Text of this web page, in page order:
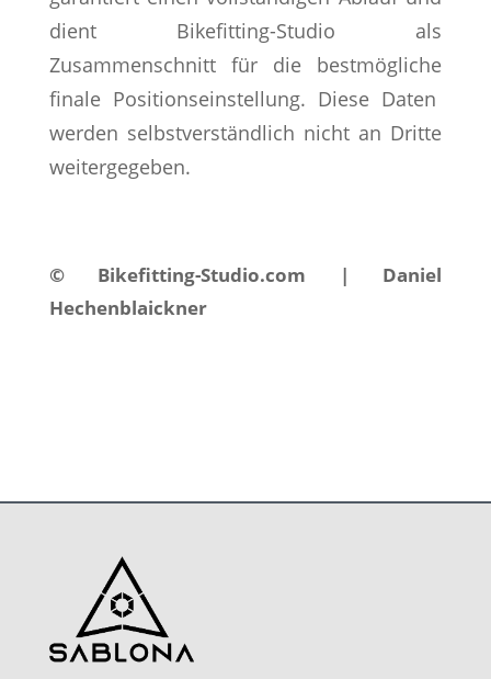
dient Bikefitting-Studio als
Zusammenschnitt für die bestmögliche
finale Positionseinstellung. Diese Daten
werden selbstverständlich nicht an Dritte
weitergegeben.
© Bikefitting-Studio.com | Daniel
Hechenblaickner